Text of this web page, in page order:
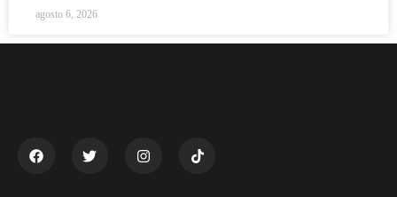
agosto 6, 2026